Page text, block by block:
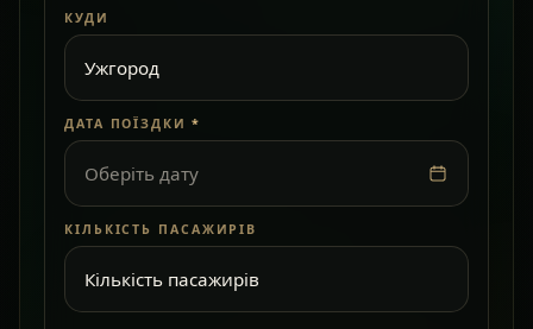
КУДИ
ДАТА ПОЇЗДКИ *
Оберіть дату
КІЛЬКІСТЬ ПАСАЖИРІВ